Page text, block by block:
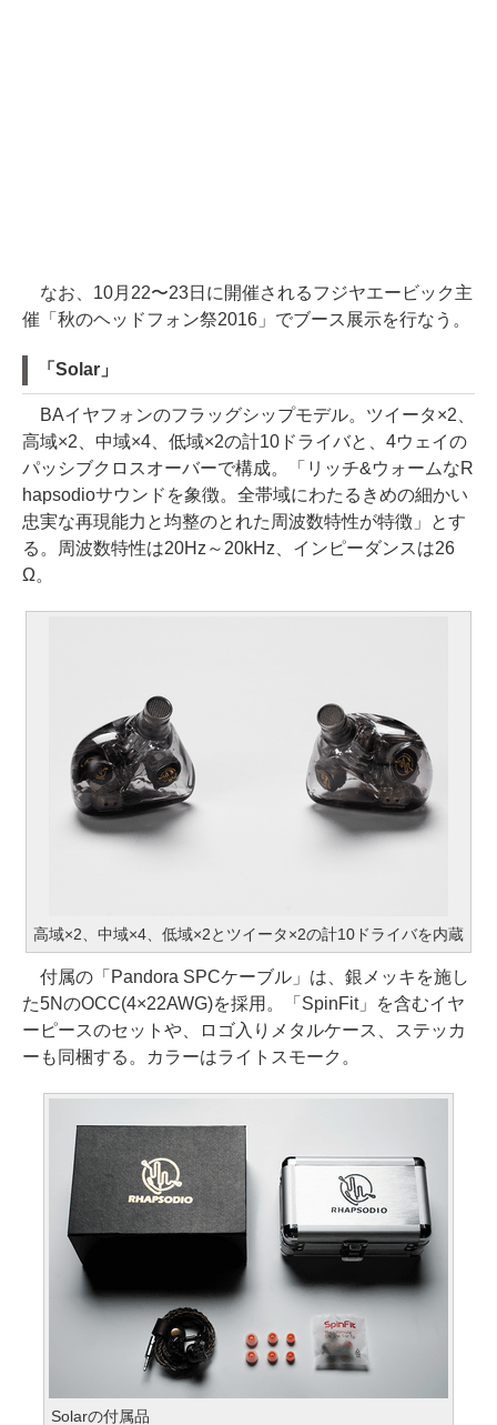
なお、10月22〜23日に開催されるフジヤエービック主
催「秋のヘッドフォン祭2016」でブース展示を行なう。
「Solar」
BAイヤフォンのフラッグシップモデル。ツイータ×2、
高域×2、中域×4、低域×2の計10ドライバと、4ウェイの
パッシブクロスオーバーで構成。「リッチ&ウォームなR
hapsodioサウンドを象徴。全帯域にわたるきめの細かい
忠実な再現能力と均整のとれた周波数特性が特徴」とす
る。周波数特性は20Hz～20kHz、インピーダンスは26
Ω。
高域×2、中域×4、低域×2とツイータ×2の計10ドライバを内蔵
付属の「Pandora SPCケーブル」は、銀メッキを施し
た5NのOCC(4×22AWG)を採用。「SpinFit」を含むイヤ
ーピースのセットや、ロゴ入りメタルケース、ステッカ
ーも同梱する。カラーはライトスモーク。
Solarの付属品